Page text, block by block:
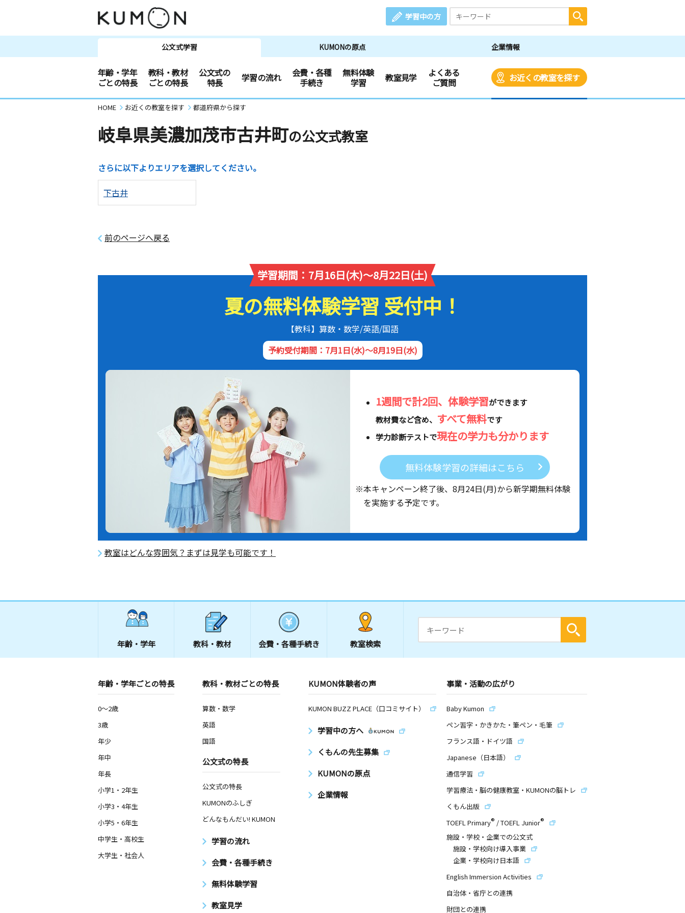
学習中の方
公文式学習 KUMONの原点 企業情報
年齢・学年
ごとの特長
教科・教材
ごとの特長
公文式の
特長
学習の流れ
会費・各種
手続き
無料体験
学習
教室見学
よくある
ご質問
お近くの教室を探す
HOME お近くの教室を探す 都道府県から探す
岐阜県美濃加茂市古井町の公文式教室
さらに以下よりエリアを選択してください。
下古井
前のページへ戻る
学習期間：7月16日(木)～8月22日(土)
夏の無料体験学習 受付中！
【教科】算数・数学/英語/国語
予約受付期間：7月1日(水)～8月19日(水)
1週間で計2回、体験学習ができます
教材費など含め、 すべて無料です
学力診断テストで現在の学力も分かります
無料体験学習の詳細はこちら
※本キャンペーン終了後、 8月24日(月)から新学期無料体験
を実施する予定です。
教室はどんな雰囲気？まずは見学も可能です！
年齢・学年 教科・教材 会費・ 各種手続き 教室検索
年齢・学年ごとの特長
0～2歳
3歳
年少
年中
年長
小学1・2年生
小学3・4年生
小学5・6年生
中学生・高校生
大学生・社会人
教科・教材ごとの特長
算数・数学
英語
国語
公文式の特長
公文式の特長
KUMONのふしぎ
どんなもんだい! KUMON
学習の流れ
会費・各種手続き
無料体験学習
教室見学
KUMON体験者の声
KUMON BUZZ PLACE（口コミサイト）
学習中の方へ
くもんの先生募集
KUMONの原点
企業情報
事業・活動の広がり
Baby Kumon
ペン習字・かきかた・筆ペン・毛筆
フランス語・ドイツ語
Japanese（日本語）
通信学習
学習療法・脳の健康教室・KUMONの脳トレ
くもん出版
TOEFL Primary® /TOEFL Junior®
施設・学校・企業での公文式
施設・学校向け導入事業
企業・学校向け日本語
English Immersion Activities
自治体・省庁との連携
財団との連携